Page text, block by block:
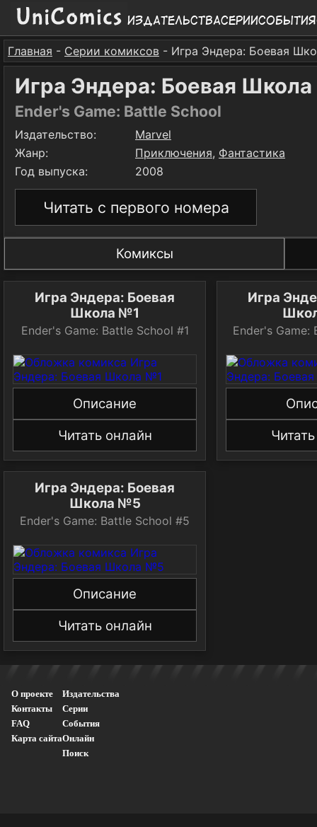
ИздательстваСерииСобытия
Главная - Серии комиксов - Игра Эндера: Боевая
Игра Эндера: Боевая Школа
Ender's Game: Battle School
Издательство:
Marvel
Жанр:
Приключения, Фантастика
Год выпуска:
2008
Читать с первого номера
Комиксы
Игра Эндера: Боевая
Школа №1
Ender's Game: Battle School #1
Описание
Читать онлайн
Игра
Ender's Game:
Игра Эндера: Боевая
Школа №5
Ender's Game: Battle School #5
Описание
Читать онлайн
О проекте
Контакты
FAQ
Карта сайта
Издательства
Серии
События
Онлайн
Поиск